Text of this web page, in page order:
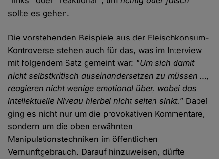
sollte es gehen.
Die vorstehenden Beispiele aus der Fleischkonsum-
Kontroverse stehen auch für das, was im Interview
mit folgendem Satz gemeint war: "Um sich damit
nicht selbstkritisch auseinandersetzen zu müssen …,
reagieren nicht wenige emotional über, wobei das
intellektuelle Niveau hierbei nicht selten sinkt." Dabei
ging es nicht nur um die provokativen Kommentare,
sondern um die oben erwähnten
Manipulationstechniken im öffentlichen
Vernunftgebrauch. Darauf hinzuweisen, dürfte